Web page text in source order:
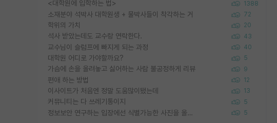
<대학원에 입학하는 법> 1388
소재분야 석박사 대학원생 + 물박사들이 착각하는 거 72
학위의 가치 20
석사 받았는데도 교수랑 연락한다. 43
교수님이 슬럼프에 빠지게 되는 과정 40
대학원 어디로 가야할까요? 5
가슴에 손을 올려놓고 싫어하는 사람 불공정하게 리뷰 9
편애 하는 방법 12
이사이트가 처음엔 정말 도움많이됐는데 13
커뮤니티는 다 쓰레기통이지 5
정보보안 연구하는 입장에선 식별가능한 사진을 올리는건 비추이긴함 5